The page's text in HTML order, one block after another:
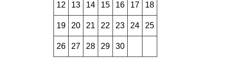
12 13 14 15 16 17 18
19 20 21 22 23 24 25
26 27 28 29 30